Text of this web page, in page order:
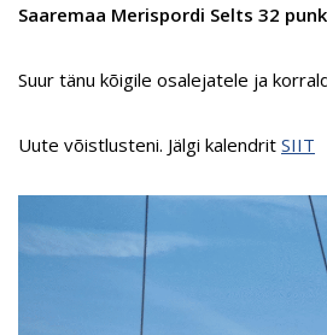
Saaremaa Merispordi Selts 32
Suur tänu kõigile osalejatele ja
Uute võistlusteni. Jälgi kalendrit SIIT